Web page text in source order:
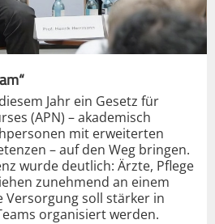
Jahr ein Gesetz für
(APN) – akademisch
mit erweiterten
– auf den Weg bringen.
wurde deutlich: Ärzte, Pflege
zunehmend an einem
Versorgung soll stärker in
organisiert werden.